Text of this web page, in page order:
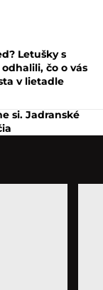
Letušky s
čo o vás
v lietadle
si. Jadranské